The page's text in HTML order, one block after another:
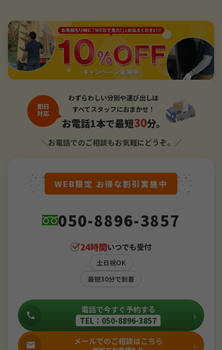
即日
対応
わずらわしい分別や運び出しは
すべてスタッフにおまかせ！
お電話1本で最短30分。
＼お電話でのご相談もお気軽にどうぞ。／
WEB限定 お得な割引実施中
050-8896-3857
24時間いつでも受付
土日祝OK
最短30分で到着
電話で今すぐ予約する
TEL：050-8896-3857
›
メールでのご相談はこちら ›